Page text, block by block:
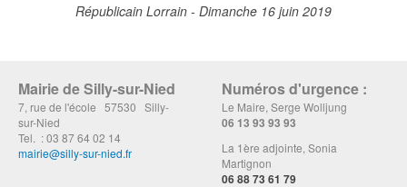
Républicain Lorrain - Dimanche 16 juin 2019
Mairie de Silly-sur-Nied
7, rue de l'école 57530 Silly-
sur-Nied
Tel. : 03 87 64 02 14
mairie@silly-sur-nied.fr
Numéros d'urgence :
Le Maire, Serge Wolljung
06 13 93 93 93
La 1ère adjointe, Sonia
Martignon
06 88 73 61 79